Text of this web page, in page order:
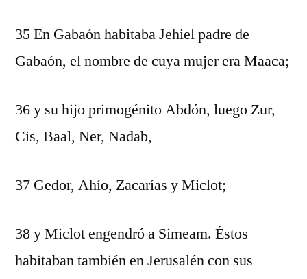
35 En Gabaón habitaba Jehiel padre de
Gabaón, el nombre de cuya mujer era Maaca;
36 y su hijo primogénito Abdón, luego Zur,
Cis, Baal, Ner, Nadab,
37 Gedor, Ahío, Zacarías y Miclot;
38 y Miclot engendró a Simeam. Éstos
habitaban también en Jerusalén con sus